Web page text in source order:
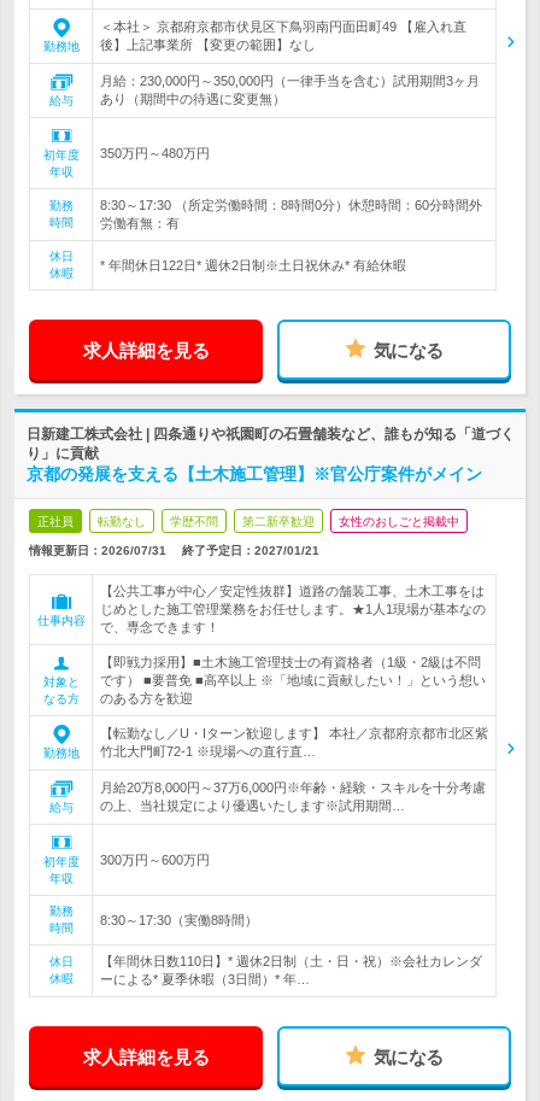
勤務地
＜本社＞ 京都府京都市伏見区下鳥羽南円面田町49 【雇入れ直
後】上記事業所 【変更の範囲】なし
給与
月給：230,000円～350,000円（一律手当を含む）試用期間3ヶ月
あり（期間中の待遇に変更無）
初年度
年収
350万円～480万円
勤務
時間
8:30～17:30 （所定労働時間：8時間0分）休憩時間：60分時間外
労働有無：有
休日
休暇
* 年間休日122日* 週休2日制※土日祝休み* 有給休暇
求人詳細を見る 気になる
日新建工株式会社 | 四条通りや祇園町の石畳舗装など、誰もが知る「道づく
り」に貢献
京都の発展を支える【土木施工管理】※官公庁案件がメイン
正社員 転勤なし 学歴不問 第二新卒歓迎 女性のおしごと掲載中
情報更新日：2026/07/31 終了予定日： 2027/01/21
仕事内容
【公共工事が中心／安定性抜群】道路の舗装工事、土木工事をは
じめとした施工管理業務をお任せします。★1人1現場が基本なの
で、専念できます！
対象と
なる方
【即戦力採用】■土木施工管理技士の有資格者（1級・2級は不問
です） ■要普免 ■高卒以上 ※「地域に貢献したい！」という想い
のある方を歓迎
勤務地
【転勤なし／U・Iターン歓迎します】 本社／京都府京都市北区紫
竹北大門町72-1 ※現場への直行直…
給与
月給20万8,000円～37万6,000円※年齢・経験・スキルを十分考慮
の上、当社規定により優遇いたします※試用期間…
初年度
年収
300万円～600万円
勤務
時間
8:30～17:30（実働8時間）
休日
休暇
【年間休日数110日】* 週休2日制（土・日・祝）※会社カレンダ
ーによる* 夏季休暇（3日間）* 年…
求人詳細を見る 気になる